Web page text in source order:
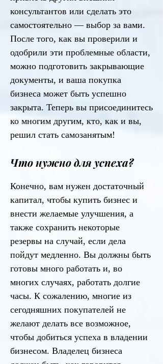
консультантов или сделать это
самостоятельно — выбор за вами.
После того, как вы проверили и
одобрили эти проблемные области,
можно подготовить закрывающие
документы, и ваша покупка
бизнеса может быть успешно
закрыта. Теперь вы присоединитесь
ко многим другим, кто, как и вы,
решил стать самозанятым!
Что нужно для успеха?
Конечно, вам нужен достаточный
капитал, чтобы купить бизнес и
внести желаемые улучшения, а
также сохранить некоторые
резервы на случай, если дела
пойдут медленно. Вы должны быть
готовы много работать и, во
многих случаях, работать долгие
часы. К сожалению, многие из
сегодняшних покупателей не
желают делать все возможное,
чтобы добиться успеха в владении
бизнесом. Владелец бизнеса